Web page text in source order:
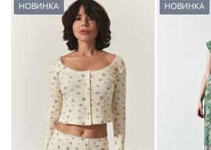
НОВИНКА НОВИНКА